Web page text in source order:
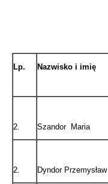
Lp. Nazwisko i imię
2. Szandor Maria
2. Dyndor Przemysław